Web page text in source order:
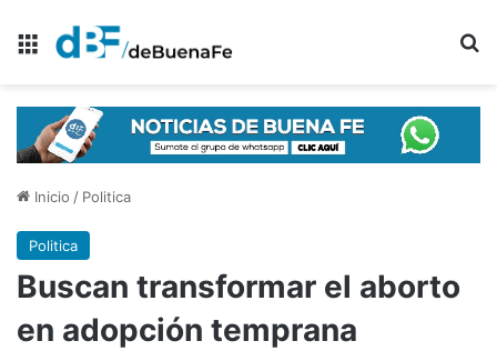
Menú
Inicio / Politica
Politica
Buscan transformar el aborto
en adopción temprana